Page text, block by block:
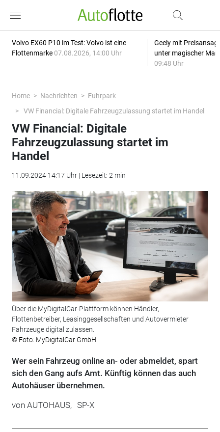
Volvo EX60 P10 im Test: Volvo ist eine
Flottenmarke 07.08.2026, 14:00 Uhr
Geely mit
unter magischer
09:48 Uhr
Home Nachrichten
Fuhrpark
VW Financial: Digitale Fahrzeugzulassung startet im Handel
VW Financial: Digitale
Fahrzeugzulassung startet im
Handel
11.09.2024 14:17 Uhr | Lesezeit: 2 min
Über die MyDigitalCar-Plattform können Händler,
Flottenbetreiber, Leasinggesellschaften und Autovermieter
Fahrzeuge digital zulassen.
© Foto: MyDigitalCar GmbH
Wer sein Fahrzeug online an- oder abmeldet, spart
sich den Gang aufs Amt. Künftig können das auch
Autohäuser übernehmen.
von AUTOHAUS, SP-X